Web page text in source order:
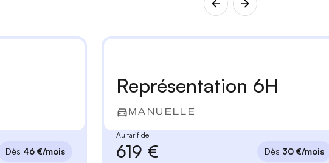
Dès 46 €/mois
Représentation 6H
MANUELLE
Au tarif de
619 € Dès 30 €/mois